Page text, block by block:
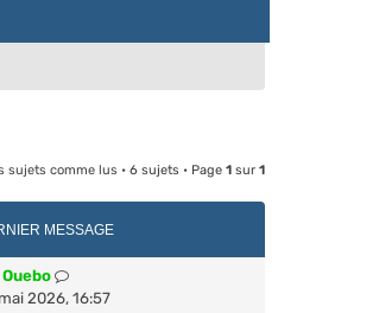
sujets comme lus • 6 sujets • Page 1 sur 1
MESSAGE
Ouebo
2026, 16:57